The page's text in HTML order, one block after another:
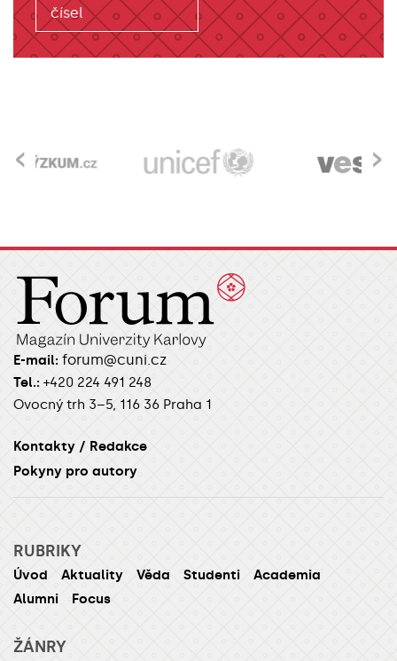
čísel
›
‹
E-mail: forum@cuni.cz
Tel.: +420 224 491 248
Ovocný trh 3–5, 116 36 Praha 1
Kontakty / Redakce
Pokyny pro autory
RUBRIKY
Úvod Aktuality Věda Studenti
Academia
Alumni
Focus
ŽÁNRY